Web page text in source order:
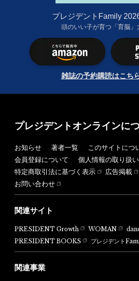
プレジデントFamily
頭のいい子が育つ「育脳」
雑誌の予約購読はこち
プレジデントオンラインに
お知らせ 著者一覧
このサイトにつ
会員登録について
個人情報の取り扱い
特定商取引法に基づく表示
広告掲載
お問い合わせ
関連サイト
PRESIDENT Growth WOMAN
PRESIDENT BOOKS
プレジデント
関連事業